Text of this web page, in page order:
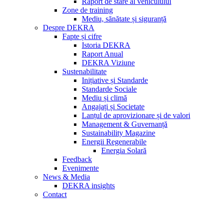
Zone de training
Mediu, sănătate și siguranță
Despre DEKRA
Fapte și cifre
Istoria DEKRA
Raport Anual
DEKRA Viziune
Sustenabilitate
Inițiative și Standarde
Standarde Sociale
Mediu și climă
Angajați și Societate
Lanțul de aprovizionare și de valori
Management & Guvernanță
Sustainability Magazine
Energii Regenerabile
Energia Solară
Feedback
Evenimente
News & Media
DEKRA insights
Contact